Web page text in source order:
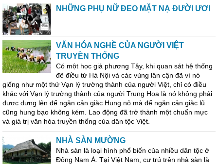
NHỮNG PHỤ NỮ ĐEO MẶT NẠ ĐƯỜI ƯƠI
VĂN HÓA NGHỀ CỦA NGƯỜI VIỆT
TRUYỀN THỐNG
Có một học giả phương Tây, khi quan sát hệ thống
đê điều từ Hà Nội và các vùng lân cận đã ví nó
giống như một thứ Vạn lý trường thành của người Việt, chỉ có điều
khác với Vạn lý trường thành của người Trung Hoa là nó không phải
được dựng lên để ngăn cản giặc Hung nô mà để ngăn cản giặc lũ
cũng hung bạo không kém. Lao động đã trở thành một chuẩn mực
và giá trị văn hóa truyền thống của dân tộc Việt.
NHÀ SÀN MƯỜNG
Nhà sàn là loại hình phổ biến của nhiều dân tộc ở
Đông Nam Á. Tại Việt Nam, cư trú trên nhà sàn là